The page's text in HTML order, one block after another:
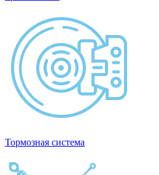
Тормозная система